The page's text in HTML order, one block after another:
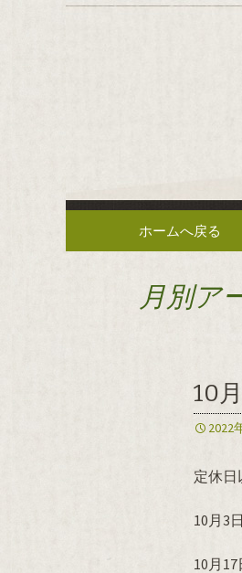
逗
逗子の野
コンテンツへ移動
ホームへ戻る
月別ア
10
2022
定休日
10月3
10月17